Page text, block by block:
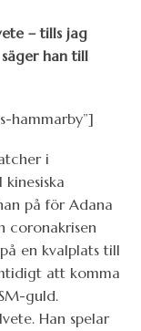
– tills jag
han till
hammarby”]
i
på för Adana
coronakrisen
en kvalplats till
att komma
guld.
Han spelar